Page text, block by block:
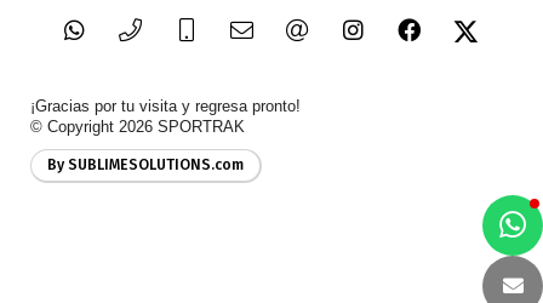
¡Gracias por tu visita y regresa pronto!
© Copyright 2026 SPORTRAK
By SUBLIMESOLUTIONS.com